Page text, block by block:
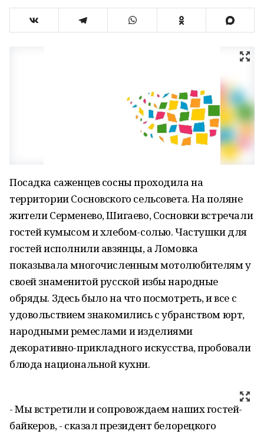
Посадка саженцев сосны проходила на
территории Сосновского сельсовета. На поляне
жители Серменево, Шигаево, Сосновки встречали
гостей кумысом и хлебом-солью. Частушки для
гостей исполнили авзянцы, а Ломовка
показывала многочисленным мотолюбителям у
своей знаменитой русской избы народные
обряды. Здесь было на что посмотреть, и все с
удовольствием знакомились с убранством юрт,
народными ремеслами и изделиями
декоративно-прикладного искусства, пробовали
блюда национальной кухни.
- Мы встретили и сопровождаем наших гостей-
байкеров, - сказал президент белорецкого